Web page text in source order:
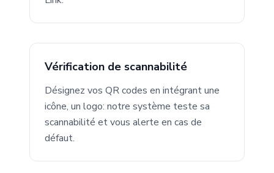
Vérification de scannabilité
Désignez vos QR codes en intégrant une
icône, un logo: notre système teste sa
scannabilité et vous alerte en cas de
défaut.